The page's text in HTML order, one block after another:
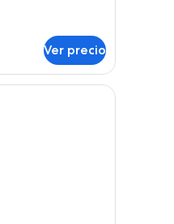
Ver precio
de hotel con una cama grande,